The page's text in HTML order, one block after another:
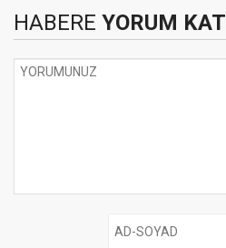
HABERE YORUM KAT